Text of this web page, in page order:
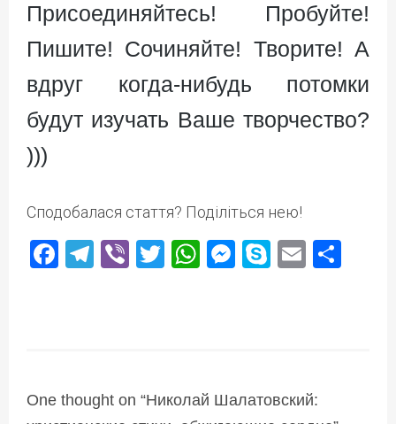
Присоединяйтесь! Пробуйте!
Пишите! Сочиняйте! Творите! А
вдруг когда-нибудь потомки
будут изучать Ваше творчество?
)))
Сподобалася стаття? Поділіться нею!
Facebook
Telegram
ViberTwitterWhatsApp
Messenger
SkypeEmail
One thought on “Николай Шалатовский: